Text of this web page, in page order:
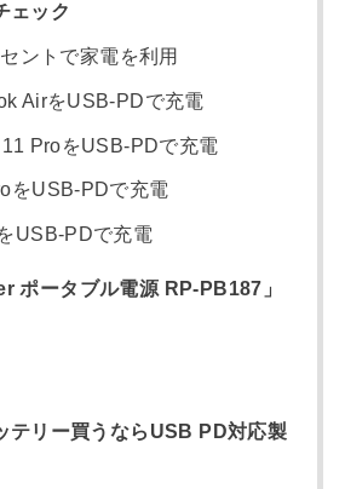
ェック
ントで家電を利用
AirをUSB-PDで充電
ProをUSB-PDで充電
をUSB-PDで充電
USB-PDで充電
ポータブル電源 RP-PB187」
テリー買うならUSB PD対応製